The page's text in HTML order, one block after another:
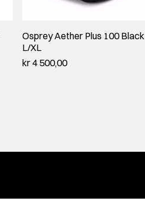
Osprey Aether Plus 100 Black
L/XL
kr 4 500,00